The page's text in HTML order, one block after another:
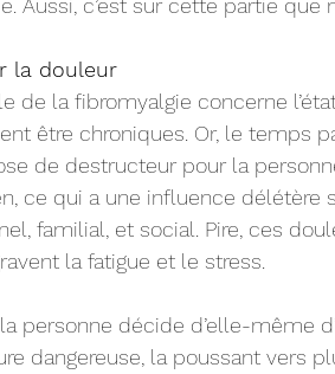
Aussi, c’est sur cette partie que
la douleur
de la fibromyalgie concerne
être chroniques. Or, le temps
de destructeur pour la
ce qui a une influence délétère
familial, et social. Pire, ces
la fatigue et le stress.
personne décide d’elle-même
dangereuse, la poussant vers